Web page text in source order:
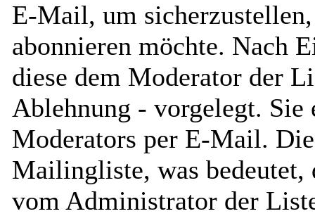
E-Mail, um
abonnieren möchte. Nach
diese dem Moderator der
Ablehnung - vorgelegt. Sie
Moderators per E-Mail.
Mailingliste, was bedeutet,
vom Administrator der